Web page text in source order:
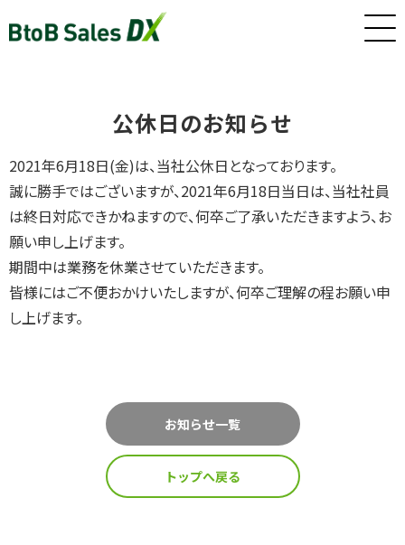
サービス
インサイドセールス/カスタマーサクセス早期戦力化人材（派
遣/準委任）
インサイドセールス 改善伴走プログラム
インサイドセールスBPO（業務委託/アウトソーシング）
公休日のお知らせ
2021年6月18日(金)は、当社公休日となっております。
誠に勝手ではございますが、2021年6月18日当日は、当社社員
は終日対応できかねますので、何卒ご了承いただきますよう、お
願い申し上げます。
期間中は業務を休業させていただきます。
皆様にはご不便おかけいたしますが、何卒ご理解の程お願い申
し上げます。
お知らせ一覧
トップへ戻る